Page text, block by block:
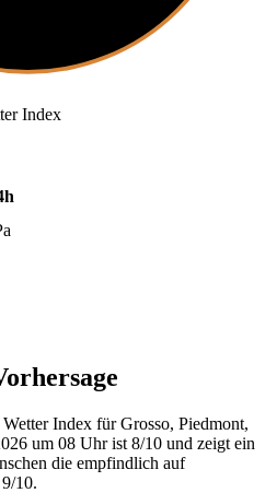
Index
Index für Grosso, Piedmont,
um 08 Uhr ist 8/10 und zeigt ein
die empfindlich auf
10.